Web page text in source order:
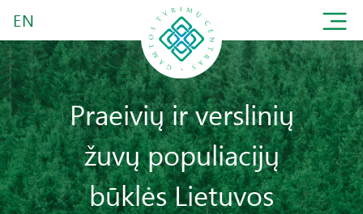
EN
Praeivių ir verslinių
žuvų populiacijų
būklės Lietuvos